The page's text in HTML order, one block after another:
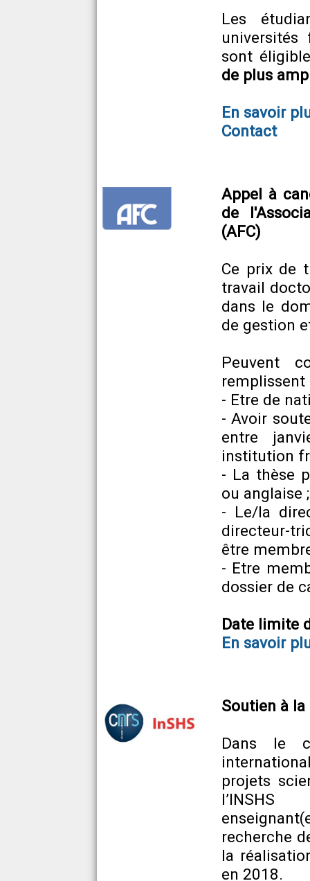
Les
sont
de plus
En savoir
Contact
Appel à
de
(AFC)
Ce prix de
travail
dans le
de gestion
Peuvent
remplissent
- Etre de
- Avoir
entre
institution
- La thèse
ou anglaise ;
- Le/la
directeur-
être
- Etre
dossier de
Date limite
En savoir
Soutien à
Dans le
projets
recherche
la
en 2018.